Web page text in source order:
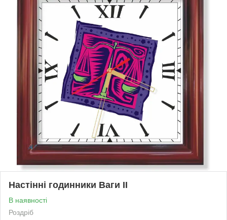
Настінні годинники Ваги II
В наявності
Роздріб